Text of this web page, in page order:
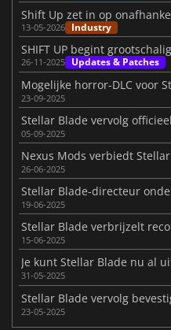
13-05-2026 Industry
26-11-2025 Updates & Patches
Mogelijke horror-DLC voor
23-09-2025
Stellar Blade vervolg
05-09-2025
26-06-2025
19-06-2025
Stellar Blade verbrijzelt
15-06-2025
31-05-2025
Stellar Blade vervolg
23-05-2025